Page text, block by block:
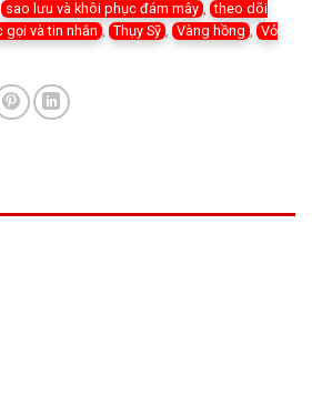
sao lưu và khôi phục đám mây
theo dõi
và tin nhắn Thụy Sỹ Vàng hồng
Vỏ